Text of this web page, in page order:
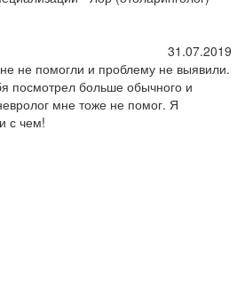
31.07.2019
не помогли и проблему не выявили.
посмотрел больше обычного и
мне тоже не помог. Я
с чем!